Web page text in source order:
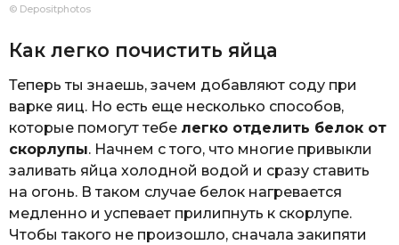
© Depositphotos
Как легко почистить яйца
Теперь ты знаешь, зачем добавляют соду при
варке яиц. Но есть еще несколько способов,
которые помогут тебе легко отделить белок от
скорлупы. Начнем с того, что многие привыкли
заливать яйца холодной водой и сразу ставить
на огонь. В таком случае белок нагревается
медленно и успевает прилипнуть к скорлупе.
Чтобы такого не произошло, сначала закипяти